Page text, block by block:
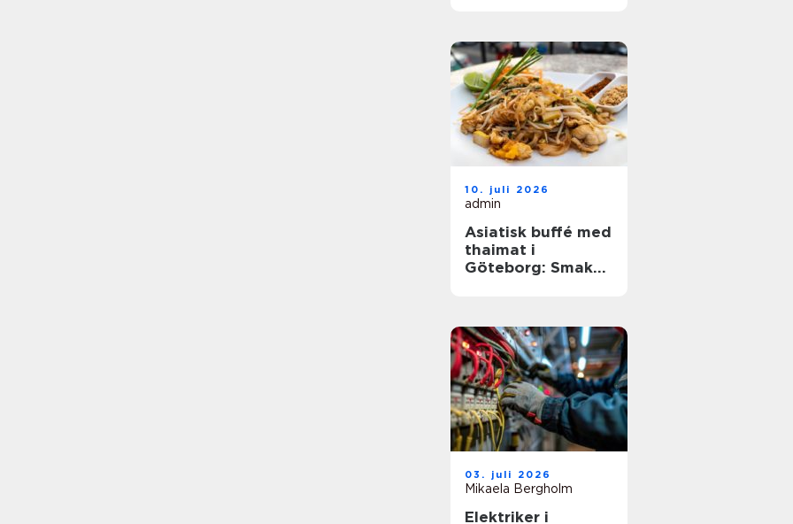
10. juli 2026
admin
Asiatisk buffé med
thaimat i
Göteborg: Smaker,
03. juli 2026
Mikaela Bergholm
Elektriker i